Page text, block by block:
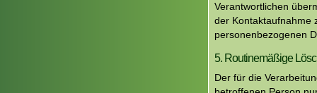
Verantwortlichen
der Kontaktaufnahme
personenbezogenen
5. Routinemäßige
Der für die